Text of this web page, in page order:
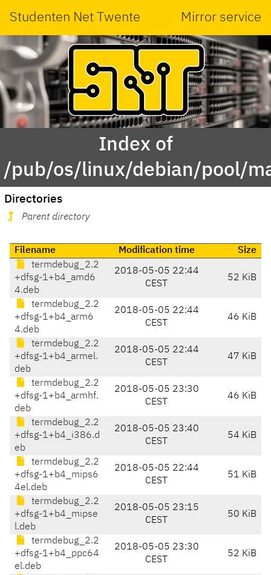
Studenten Net Twente Mirror service
Index of
/pub/os/linux/debian/pool/
Directories
Parent directory
Filename Modification time
Size
termdebug_2.2
+dfsg-1+b4_amd6
4.deb
2018-05-05 22:44
CEST
52 KiB
termdebug_2.2
+dfsg-1+b4_arm6
4.deb
2018-05-05 22:44
CEST
46 KiB
termdebug_2.2
+dfsg-1+b4_armel.
deb
2018-05-05 22:44
CEST
47 KiB
termdebug_2.2
+dfsg-1+b4_armhf.
deb
2018-05-05 23:30
CEST
46 KiB
termdebug_2.2
+dfsg-1+b4_i386.d
eb
2018-05-05 23:40
CEST
54 KiB
termdebug_2.2
+dfsg-1+b4_mips6
4el.deb
2018-05-05 22:44
CEST
51 KiB
termdebug_2.2
+dfsg-1+b4_mipse
l.deb
2018-05-05 23:15
CEST
50 KiB
termdebug_2.2
+dfsg-1+b4_ppc64
el.deb
2018-05-05 23:30
CEST
52 KiB